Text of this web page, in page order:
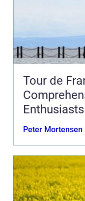
Tour de
Enthusiasts
Peter Mortensen